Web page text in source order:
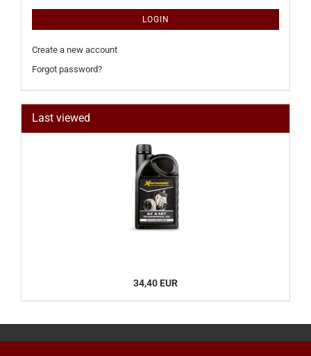
LOGIN
Create a new account
Forgot password?
Last viewed
34,40 EUR